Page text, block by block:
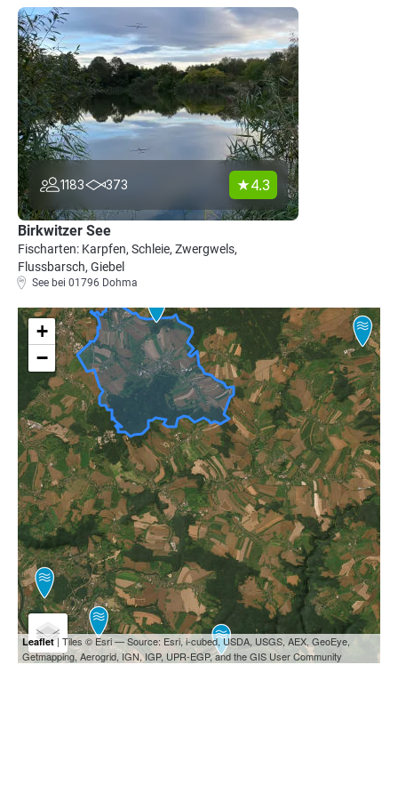
1183 373 4.3
Birkwitzer See
Fischarten: Karpfen, Schleie, Zwergwels,
Flussbarsch, Giebel
See bei 01796 Dohma
+
−
Leaflet| Tiles © Esri — Source: Esri, i-cubed, USDA, USGS, AEX, GeoEye,
Getmapping, Aerogrid, IGN, IGP, UPR-EGP, and the GIS User Community